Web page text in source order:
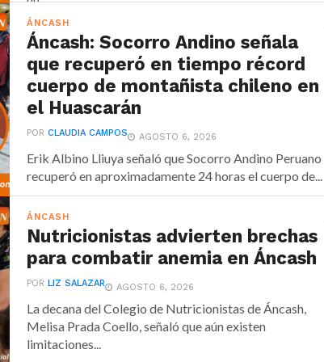
ÁNCASH
Áncash: Socorro Andino señala
que recuperó en tiempo récord
cuerpo de montañista chileno en
el Huascarán
PORCLAUDIA CAMPOS AGOSTO 6, 2026
Erik Albino Lliuya señaló que Socorro Andino Peruano
recuperó en aproximadamente 24 horas el cuerpo de...
ÁNCASH
Nutricionistas advierten brechas
para combatir anemia en Áncash
POR LIZ SALAZAR AGOSTO 6, 2026
La decana del Colegio de Nutricionistas de Áncash,
Melisa Prada Coello, señaló que aún existen
limitaciones...